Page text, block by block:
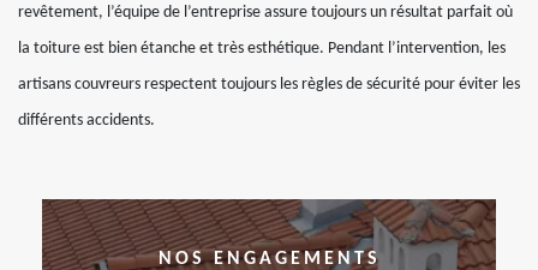
revêtement, l’équipe de l’entreprise assure toujours un résultat parfait où
la toiture est bien étanche et très esthétique. Pendant l’intervention, les
artisans couvreurs respectent toujours les règles de sécurité pour éviter les
différents accidents.
NOS ENGAGEMENTS